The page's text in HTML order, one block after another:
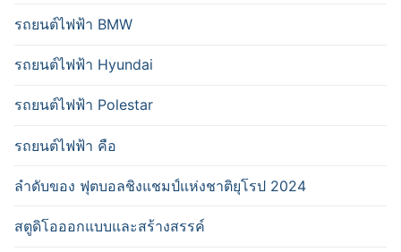
รถยนต์ไฟฟ้า BMW
รถยนต์ไฟฟ้า Hyundai
รถยนต์ไฟฟ้า Polestar
รถยนต์ไฟฟ้า คือ
ลำดับของ ฟุตบอลชิงแชมป์แห่งชาติยุโรป 2024
สตูดิโอออกแบบและสร้างสรรค์